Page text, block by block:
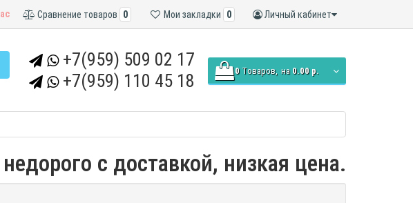
Личный кабинет
Мои закладки 0
Сравнение товаров 0
+7(959) 509 02 17
+7(959) 110 45 18
0 Tоваров, на 0.00 р.
с доставкой, низкая цена.